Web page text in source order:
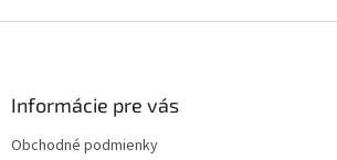
l
Informácie pre vás
Obchodné podmienky